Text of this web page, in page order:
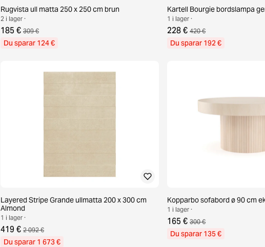
Rugvista ull matta 250 x 250 cm brun
2 i lager ·
185 € 309 €
Du sparar 124 €
Kartell Bourgie bordslampa
1 i lager ·
228 € 420 €
Du sparar 192 €
Layered Stripe Grande ullmatta 200 x 300 cm
Almond
1 i lager ·
419 € 2 092 €
Du sparar 1 673 €
Kopparbo sofabord ø 90 cm
1 i lager ·
165 € 300 €
Du sparar 135 €